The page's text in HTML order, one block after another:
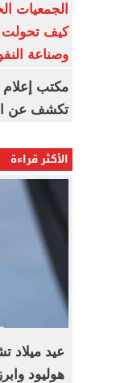
الجمعيات
كيف تحولت
وصناعة
مكتب إعلام
تكشف عن
الأكثر قراءة
عيد ميلاد
هوليود